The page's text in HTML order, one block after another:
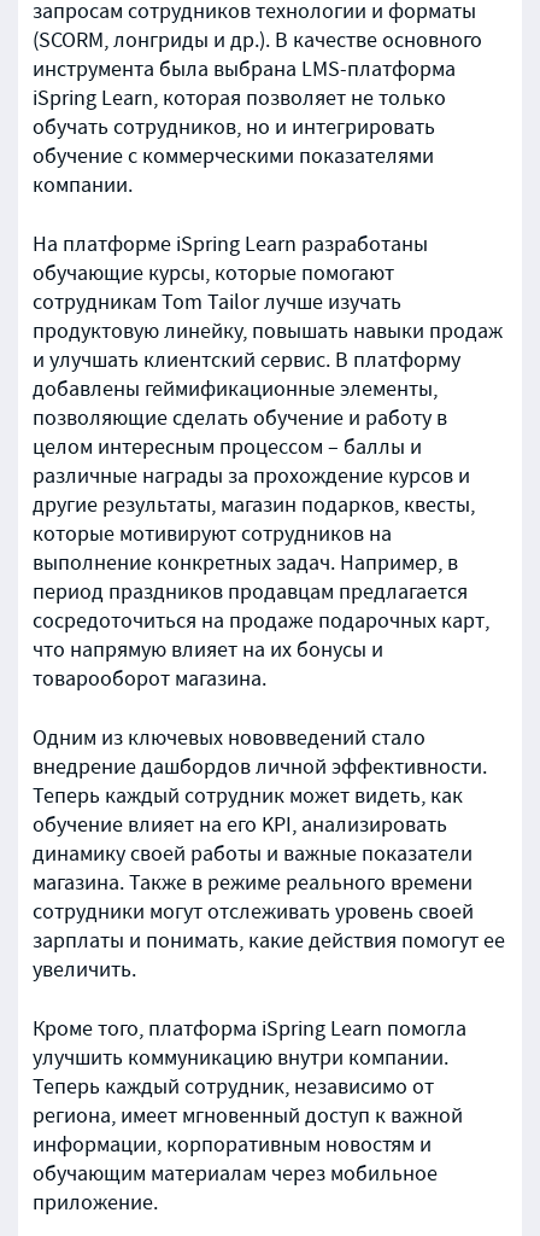
запросам сотрудников технологии и форматы
(SCORM, лонгриды и др.). В качестве основного
инструмента была выбрана LMS-платформа
iSpring Learn, которая позволяет не только
обучать сотрудников, но и интегрировать
обучение с коммерческими показателями
компании.
На платформе iSpring Learn разработаны
обучающие курсы, которые помогают
сотрудникам Tom Tailor лучше изучать
продуктовую линейку, повышать навыки продаж
и улучшать клиентский сервис. В платформу
добавлены геймификационные элементы,
позволяющие сделать обучение и работу в
целом интересным процессом – баллы и
различные награды за прохождение курсов и
другие результаты, магазин подарков, квесты,
которые мотивируют сотрудников на
выполнение конкретных задач. Например, в
период праздников продавцам предлагается
сосредоточиться на продаже подарочных карт,
что напрямую влияет на их бонусы и
товарооборот магазина.
Одним из ключевых нововведений стало
внедрение дашбордов личной эффективности.
Теперь каждый сотрудник может видеть, как
обучение влияет на его KPI, анализировать
динамику своей работы и важные показатели
магазина. Также в режиме реального времени
сотрудники могут отслеживать уровень своей
зарплаты и понимать, какие действия помогут ее
увеличить.
Кроме того, платформа iSpring Learn помогла
улучшить коммуникацию внутри компании.
Теперь каждый сотрудник, независимо от
региона, имеет мгновенный доступ к важной
информации, корпоративным новостям и
обучающим материалам через мобильное
приложение.